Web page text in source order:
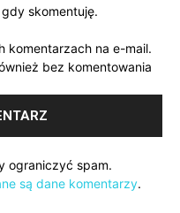
skomentuję.
komentarzach na e-mail.
bez komentowania
ograniczyć spam.
są dane komentarzy.